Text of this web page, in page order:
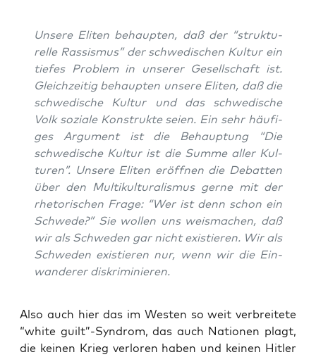
Unse­re Eli­ten behaup­ten, daß der “struk­tu­
rel­le Ras­sis­mus” der schwe­di­schen Kul­tur ein
tie­fes Pro­blem in unse­rer Gesell­schaft ist.
Gleich­zei­tig behaup­ten unse­re Eli­ten, daß die
schwe­di­sche Kul­tur und das schwe­di­sche
Volk sozia­le Kon­struk­te sei­en. Ein sehr häu­fi­
ges Argu­ment ist die Behaup­tung “Die
schwe­di­sche Kul­tur ist die Sum­me aller Kul­
tu­ren”. Unse­re Eli­ten eröff­nen die Debat­ten
über den Mul­ti­kul­tu­ra­lis­mus ger­ne mit der
rhe­to­ri­schen Fra­ge: “Wer ist denn schon ein
Schwe­de?” Sie wol­len uns weis­ma­chen, daß
wir als Schwe­den gar nicht exis­tie­ren. Wir als
Schwe­den exis­tie­ren nur, wenn wir die Ein­
wan­de­rer diskriminieren.
Also auch hier das im Wes­ten so weit ver­brei­te­te
“white guilt”-Syndrom, das auch Natio­nen plagt,
die kei­nen Krieg ver­lo­ren haben und kei­nen Hit­ler